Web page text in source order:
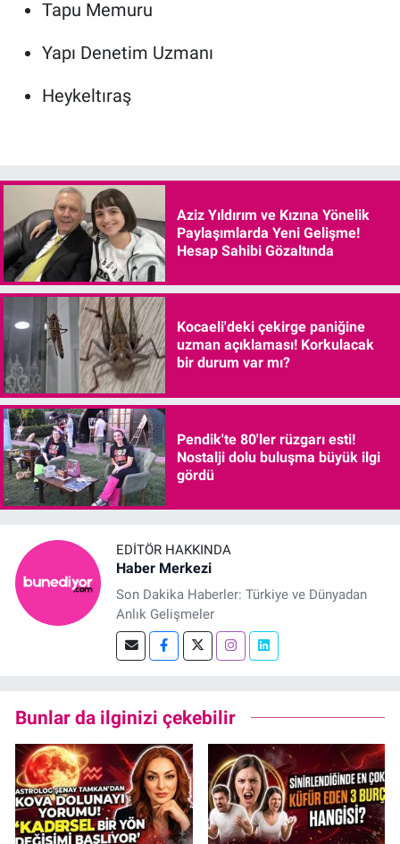
Tapu Memuru
Yapı Denetim Uzmanı
Heykeltıraş
Aziz Yıldırım ve Kızına Yönelik
Paylaşımlarda Yeni Gelişme!
Hesap Sahibi Gözaltında
Kocaeli'deki çekirge paniğine
uzman açıklaması! Korkulacak
bir durum var mı?
Pendik'te 80'ler rüzgarı esti!
Nostalji dolu buluşma büyük ilgi
gördü
EDITÖR HAKKINDA
Haber Merkezi
Son Dakika Haberler: Türkiye ve Dünyadan
Anlık Gelişmeler
Bunlar da ilginizi çekebilir